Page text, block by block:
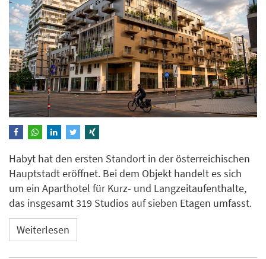
Habyt hat den ersten Standort in der österreichischen
Hauptstadt eröffnet. Bei dem Objekt handelt es sich
um ein Aparthotel für Kurz- und Langzeitaufenthalte,
das insgesamt 319 Studios auf sieben Etagen umfasst.
Weiterlesen